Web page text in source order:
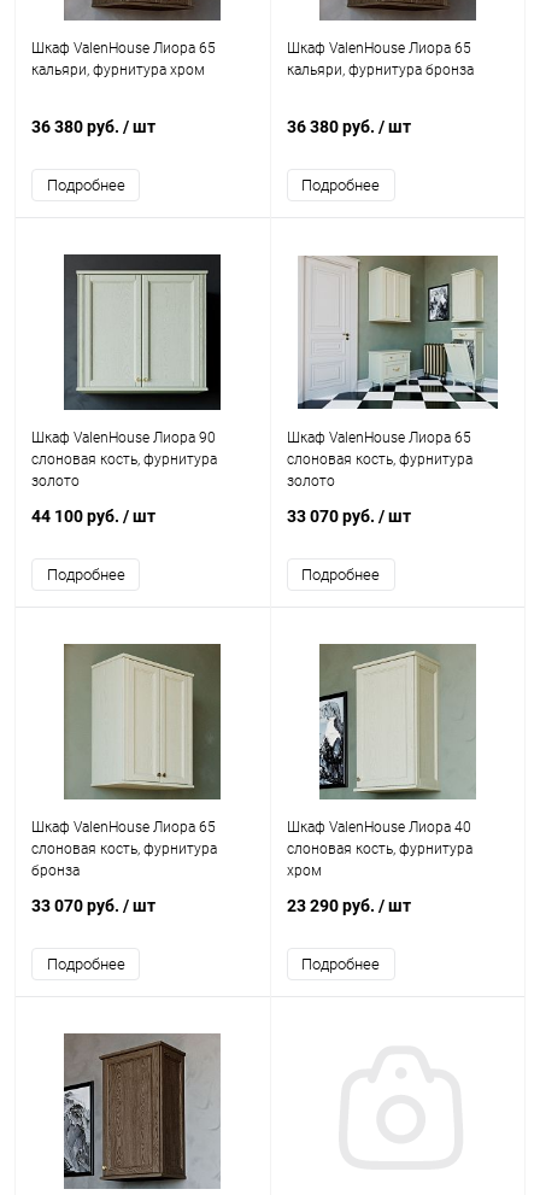
Шкаф ValenHouse Лиора 65
кальяри, фурнитура хром
36 380 руб. / шт
Подробнее
Шкаф ValenHouse Лиора 65
кальяри, фурнитура бронза
36 380 руб. / шт
Подробнее
Шкаф ValenHouse Лиора 90
слоновая кость, фурнитура
золото
44 100 руб. / шт
Подробнее
Шкаф ValenHouse Лиора 65
слоновая кость, фурнитура
золото
33 070 руб. / шт
Подробнее
Шкаф ValenHouse Лиора 65
слоновая кость, фурнитура
бронза
33 070 руб. / шт
Подробнее
Шкаф ValenHouse Лиора 40
слоновая кость, фурнитура
хром
23 290 руб. / шт
Подробнее